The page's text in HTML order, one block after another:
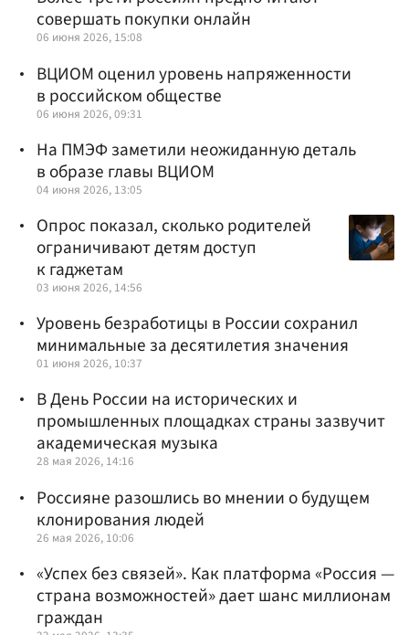
совершать покупки онлайн
06 июня 2026, 15:08
ВЦИОМ оценил уровень напряженности
в российском обществе
06 июня 2026, 09:31
На ПМЭФ заметили неожиданную деталь
в образе главы ВЦИОМ
04 июня 2026, 13:05
Опрос показал, сколько родителей
ограничивают детям доступ
к гаджетам
03 июня 2026, 14:56
Уровень безработицы в России сохранил
минимальные за десятилетия значения
01 июня 2026, 10:37
В День России на исторических и
промышленных площадках страны зазвучит
академическая музыка
28 мая 2026, 14:16
Россияне разошлись во мнении о будущем
клонирования людей
26 мая 2026, 10:06
«Успех без связей». Как платформа «Россия —
страна возможностей» дает шанс миллионам
граждан